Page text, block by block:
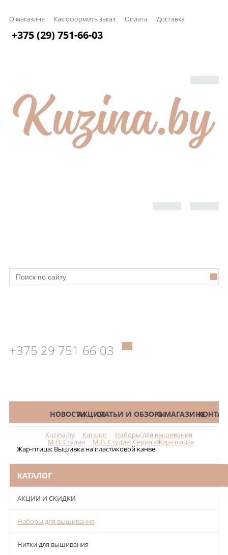
О магазине Как оформить заказ Оплата Доставка
+375 (29) 751-66-03
+375 29 751 66 03
КАТАЛОГНОВОСТИАКЦИИСТАТЬИ И ОБЗОРЫО МАГАЗИНЕ
Kuzina.by Каталог Наборы для вышивания
М.П. Студия М.П. Студия: Серия «Жар-птица»
Жар-птица: Вышивка на пластиковой канве
КАТАЛОГ
АКЦИИ И СКИДКИ
Наборы для вышивания
Нитки для вышивания